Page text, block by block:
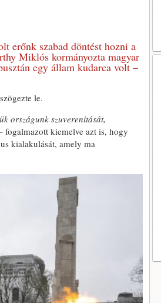
erőnk szabad döntést hozni a
Miklós kormányozta magyar
egy állam kudarca volt –
le.
országunk szuverenitását,
fogalmazott kiemelve azt is, hogy
kialakulását, amely ma